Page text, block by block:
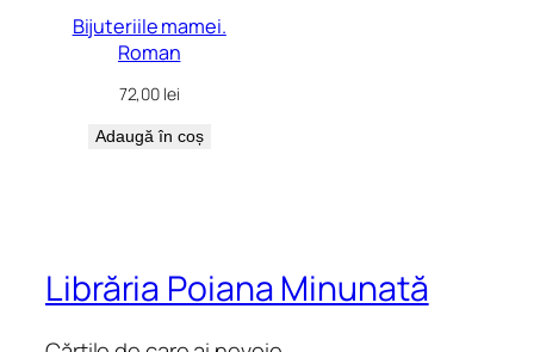
Bijuteriile mamei.
Roman
72,00 lei
Adaugă în coș
Librăria Poiana Minunată